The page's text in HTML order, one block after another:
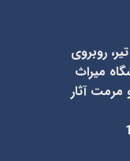
روبروی
2، پژوهشگاه میراث
آثار